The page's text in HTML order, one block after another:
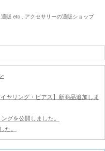
販 etc...アクセサリーの通販ショップ
ヤリング・ピアス】新商品追加しま
グを公開しました。
た。